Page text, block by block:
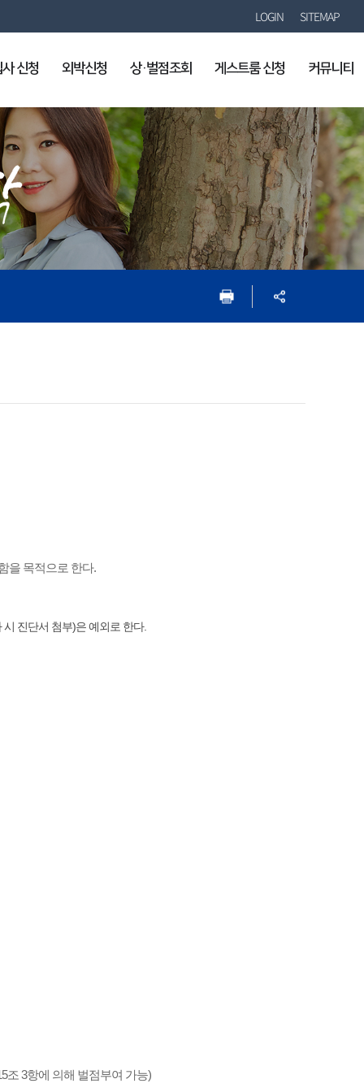
LOGIN SITEMAP
사 신청 외박신청 상·벌점조회 게스트룸 신청 커뮤니티
을 목적으로 한다.
진단서 첨부)은 예외로 한다.
조 3항에 의해 벌점부여 가능)